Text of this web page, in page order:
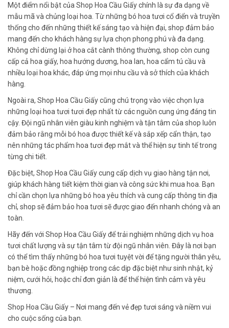
Một điểm nổi bật của Shop Hoa Cầu Giấy chính là sự đa dạng về
mẫu mã và chủng loại hoa. Từ những bó hoa tươi cổ điển và truyền
thống cho đến những thiết kế sáng tạo và hiện đại, shop đảm bảo
mang đến cho khách hàng sự lựa chọn phong phú và đa dạng.
Không chỉ dừng lại ở hoa cắt cành thông thường, shop còn cung
cấp cả hoa giấy, hoa hướng dương, hoa lan, hoa cẩm tú cầu và
nhiều loại hoa khác, đáp ứng mọi nhu cầu và sở thích của khách
hàng.
Ngoài ra, Shop Hoa Cầu Giấy cũng chú trọng vào việc chọn lựa
những loại hoa tươi tươi đẹp nhất từ các nguồn cung ứng đáng tin
cậy. Đội ngũ nhân viên giàu kinh nghiệm và tận tâm của shop luôn
đảm bảo rằng mỗi bó hoa được thiết kế và sắp xếp cẩn thận, tạo
nên những tác phẩm hoa tươi đẹp mắt và thể hiện sự tinh tế trong
từng chi tiết.
Đặc biệt, Shop Hoa Cầu Giấy cung cấp dịch vụ giao hàng tận nơi,
giúp khách hàng tiết kiệm thời gian và công sức khi mua hoa. Bạn
chỉ cần chọn lựa những bó hoa yêu thích và cung cấp thông tin địa
chỉ, shop sẽ đảm bảo hoa tươi sẽ được giao đến nhanh chóng và an
toàn.
Hãy đến với Shop Hoa Cầu Giấy để trải nghiệm những dịch vụ hoa
tươi chất lượng và sự tận tâm từ đội ngũ nhân viên. Đây là nơi bạn
có thể tìm thấy những bó hoa tươi tuyệt vời để tặng người thân yêu,
bạn bè hoặc đồng nghiệp trong các dịp đặc biệt như sinh nhật, kỷ
niệm, cưới hỏi, hoặc chỉ đơn giản là để thể hiện tình cảm và yêu
thương.
Shop Hoa Cầu Giấy – Nơi mang đến vẻ đẹp tươi sáng và niềm vui
cho cuộc sống của bạn.